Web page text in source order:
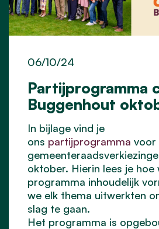
Partijprogramma
Buggenhout
06/10/24
In bijlage vind je
ons partijprogramma voor
oktober. Hierin lees je hoe
programma inhoudelijk
we elk thema uitwerkten
slag te gaan.
Het programma is